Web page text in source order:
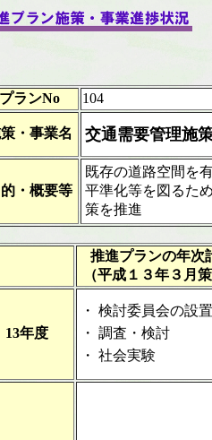
プランNo 104
・事業名 交通需要管理施
的・概要等
既存の道路空間を
平準化等を図るた
策を推進
推進プランの年次
（平成１３年３月
13年度
・ 検討委員会の設置
・ 調査・検討
・ 社会実験